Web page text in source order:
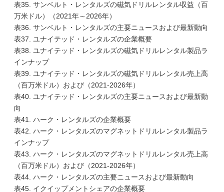
表35. サンベルト・レンタルズの磁気ドリルレンタル収益（百
万米ドル）（2021年～2026年）
表36. サンベルト・レンタルズの主要ニュースおよび最新動向
表37. ユナイテッド・レンタルズの企業概要
表38. ユナイテッド・レンタルズの磁気ドリルレンタル製品ラ
インナップ
表39. ユナイテッド・レンタルズの磁気ドリルレンタル売上高
（百万米ドル）および（2021-2026年）
表40. ユナイテッド・レンタルズの主要ニュースおよび最新動
向
表41. ハーク・レンタルズの企業概要
表42. ハーク・レンタルズのマグネットドリルレンタル製品ラ
インナップ
表43. ハーク・レンタルズのマグネットドリルレンタル売上高
（百万米ドル）および（2021-2026年）
表44. ハーク・レンタルズの主要ニュースおよび最新動向
表45. イクイップメントシェアの企業概要